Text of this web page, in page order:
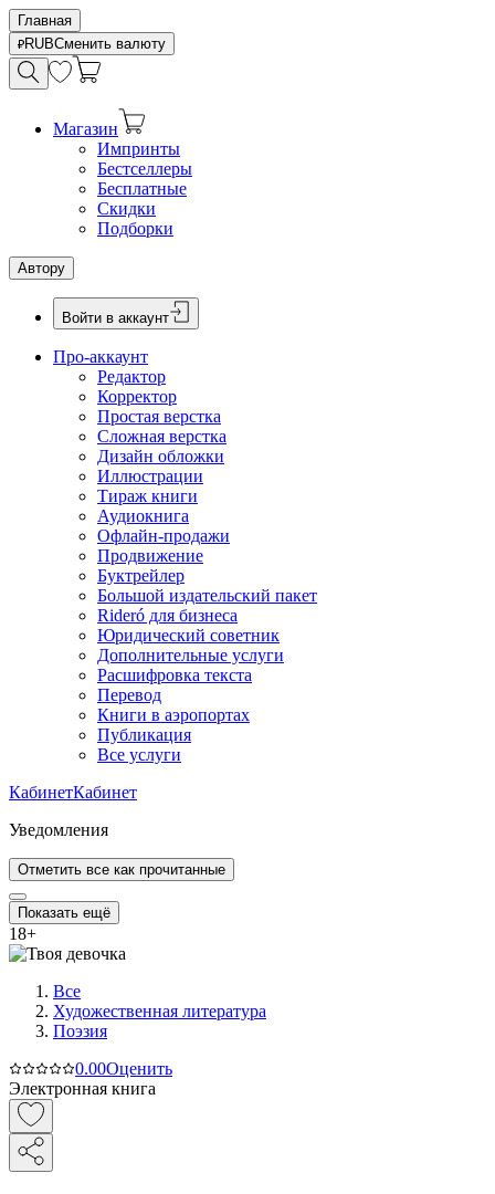
Главная
RUBСменить валюту
Магазин
Импринты
Бестселлеры
Бесплатные
Скидки
Подборки
Автору
Войти в аккаунт
Про-аккаунт
Редактор
Корректор
Простая верстка
Сложная верстка
Дизайн обложки
Иллюстрации
Тираж книги
Аудиокнига
Офлайн-продажи
Продвижение
Буктрейлер
Большой издательский пакет
Rideró для бизнеса
Юридический советник
Дополнительные услуги
Расшифровка текста
Перевод
Книги в аэропортах
Публикация
Все услуги
КабинетКабинет
Уведомления
Отметить все как прочитанные
Показать ещё
18+
Все
Художественная литература
Поэзия
0.00Оценить
Электронная книга